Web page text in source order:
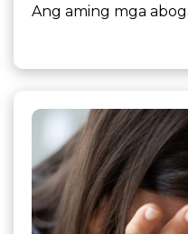
Ang aming mga